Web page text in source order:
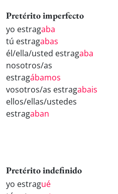
Pretérito imperfecto
yo estragaba
tú estragabas
él/ella/usted estragaba
nosotros/as
estragábamos
vosotros/as estragabais
ellos/ellas/ustedes
estragaban
Pretérito indefinido
yo estragué